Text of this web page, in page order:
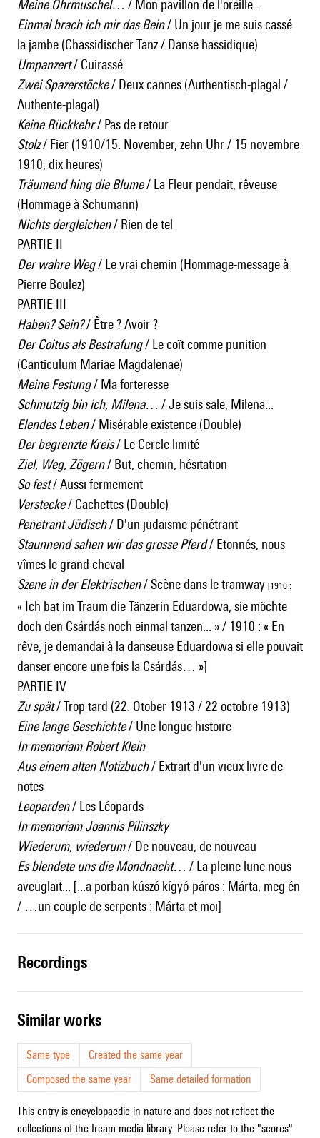
Meine Ohrmuschel… / Mon pavillon de l'oreille...
Einmal brach ich mir das Bein/ Un jour je me suis cassé
la jambe (Chassidischer Tanz / Danse hassidique)
Umpanzert/ Cuirassé
Zwei Spazerstöcke/ Deux cannes (Authentisch-plagal /
Authente-plagal)
Keine Rückkehr/ Pas de retour
Stolz/ Fier (1910/15. November, zehn Uhr / 15 novembre
1910, dix heures)
Träumend hing die Blume/ La Fleur pendait, rêveuse
(Hommage à Schumann)
Nichts dergleichen/ Rien de tel
PARTIE II
Der wahre Weg/ Le vrai chemin (Hommage-message à
Pierre Boulez)
PARTIE III
Haben? Sein?/ Être ? Avoir ?
Der Coitus als Bestrafung/ Le coït comme punition
(Canticulum Mariae Magdalenae)
Meine Festung/ Ma forteresse
Schmutzig bin ich, Milena… / Je suis sale, Milena...
Elendes Leben/ Misérable existence (Double)
Der begrenzte Kreis/ Le Cercle limité
Ziel, Weg, Zögern/ But, chemin, hésitation
So fest/ Aussi fermement
Verstecke/ Cachettes (Double)
Penetrant Jüdisch/ D'un judaïsme pénétrant
Staunnend sahen wir das grosse Pferd/ Etonnés, nous
vîmes le grand cheval
Szene in der Elektrischen/ Scène dans le tramway [1910 :
« Ich bat im Traum die Tänzerin Eduardowa, sie möchte
doch den Csárdás noch einmal tanzen... » / 1910 : « En
rêve, je demandai à la danseuse Eduardowa si elle pouvait
danser encore une fois la Csárdás… »]
PARTIE IV
Zu spät/ Trop tard (22. Otober 1913 / 22 octobre 1913)
Eine lange Geschichte/ Une longue histoire
In memoriam Robert Klein
Aus einem alten Notizbuch/ Extrait d'un vieux livre de
notes
Leoparden/ Les Léopards
In memoriam Joannis Pilinszky
Wiederum, wiederum/ De nouveau, de nouveau
Es blendete uns die Mondnacht… / La pleine lune nous
aveuglait... [...a porban kúszó kígyó-páros : Márta, meg én
/ …un couple de serpents : Márta et moi]
recordings
similar works
Same type
Created the same year
Composed the same year
Same detailed formation
This entry is encyclopaedic in nature and does not reflect the
collections of the Ircam media library. Please refer to the "scores"